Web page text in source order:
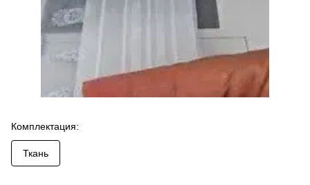
Комплектация:
Ткань